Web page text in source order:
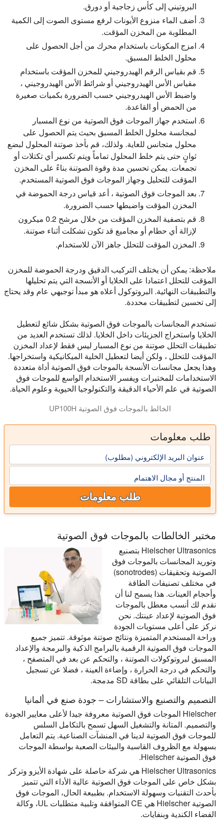
البروتيني إلى كأس زجاجية أو دورق.
أضف الماء منزوع الأيونات لرفع مستوى الصوت إلى الكمية
المطلوبة من المخزن المؤقت.
امزج المكونات باستخدام محرك من أجل الحصول على
محلول الخلط المسبق.
قم بقياس الرقم الهيدروجيني للمخزن المؤقت باستخدام
مقياس الأس الهيدروجيني أو شرائط الأس الهيدروجيني ،
واضبط الأس الهيدروجيني حسب الضرورة بكميات صغيرة
من الحمض أو القاعدة.
استخدم جهاز الموجات فوق الصوتية من نوع المسبار
لمجانسة محلول الخلط المسبق بحيث يتم الحصول على
محلول متجانس للغاية. ولذلك، قم بأخذ صوتنة المحلول لبضع
ثوانٍ حتى يتم خلط المحلول تماماً ويتم تكسير أي تكتلات أو
تجمعات. يمكن تحسين مدة وقوة الصوتنة بناءً على المخزن
المؤقت للتحليل وجهاز الموجات فوق الصوتية المستخدم.
بعد الموجات فوق الصوتية ، أعد قياس درجة الحموضة في
المخزن المؤقت واضبطها حسب الضرورة.
قم بتصفية المخزن المؤقت من خلال مرشح 0.2 ميكرون
لإزالة أي حطام أو مجاميع قد تكون تشكلت أثناء صوتنة.
المخزن المؤقت للتحلل جاهز الآن للاستخدام.
ملاحظة: يمكن أن يختلف التركيب الدقيق ودرجة الحموضة للمخزن
المؤقت للتحلل اعتمادا على الخلايا أو الأنسجة التي يتم تحليلها
والتطبيقات النهائية. البروتوكول أعلاه هو مبدأ توجيهي عام وقد يحتاج
إلى تحسين لتطبيقات محددة.
تستخدم المجانسات بالموجات فوق الصوتية بشكل شائع لتعطيل
الخلايا واستخراج الجزيئات داخل الخلايا. لذلك تستخدم العديد من
تطبيقات التحلل صوتنة من نوع المسبار ليس فقط لإعداد المخزن
المؤقت للتحلل ، ولكن أيضا لتعطيل الخلية الميكانيكية واستخراجها.
وهذا يجعل مجانسات الأنسجة بالموجات فوق الصوتية أداة متعددة
الاستخدامات للمختبرات ويفسر الاستخدام الواسع للموجات فوق
الصوتية في علم الأحياء الدقيقة والتكنولوجيا الحيوية وعلوم الحياة.
الخالط بالموجات فوق الصوتية UP100H
طلب معلومات
عنوان البريد الإلكتروني (مطلوب)
المنتج أو مجال الاهتمام
طلب معلومات
مختبر الخالطات بالموجات فوق الصوتية
Hielscher Ultrasonics بتصنيع
وتوريد المجانسات بالموجات فوق
الصوتية وتحقيقات (sonotrodes)
في مختلف تصنيفات الطاقة
وأحجام العينات. هذا يسمح لنا أن
نقدم لك أنسب معطل بالموجات
فوق الصوتية لإعداد عينتك. نحن
نركز على أعلى مستويات الجودة
وراحة المستخدم المتميزة ونتائج صوتنة موثوقة. تتميز جميع
الموجات فوق الصوتية الرقمية بالبرامج الذكية والبرمجة والإعداد
المسبق لبروتوكولات الصوتنة ، والتحكم عن بعد في المتصفح ،
والتحكم في درجة الحرارة ، وإضاءة العينة ، فضلا عن تسجيل
البيانات التلقائي على بطاقة SD مدمجة.
التصميم والتصنيع والاستشارات – جودة صنع في ألمانيا
Hielscher الموجات فوق الصوتية معروفة جيدا لأعلى معايير الجودة
والتصميم. المتانة والتشغيل السهل تسمح بالتكامل السلس
للموجات فوق الصوتية لدينا في المنشآت الصناعية. يتم التعامل
بسهولة مع الظروف القاسية والبيئات الصعبة بواسطة الموجات
فوق الصوتية Hielscher.
Hielscher Ultrasonics هي شركة حاصلة على شهادة الأيزو وتركز
بشكل خاص على الموجات فوق الصوتية عالية الأداء التي تتميز
بأحدث التقنيات وسهولة الاستخدام. بطبيعة الحال، الموجات فوق
الصوتية Hielscher هي CE المتوافقة وتلبية متطلبات UL، وكالة
الفضاء الكندية وبنفايات.